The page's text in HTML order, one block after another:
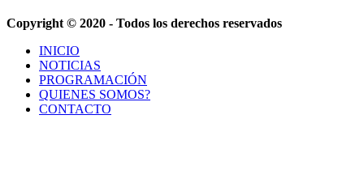
Copyright © 2020 - Todos los derechos reservados
INICIO
NOTICIAS
PROGRAMACIÓN
QUIENES SOMOS?
CONTACTO